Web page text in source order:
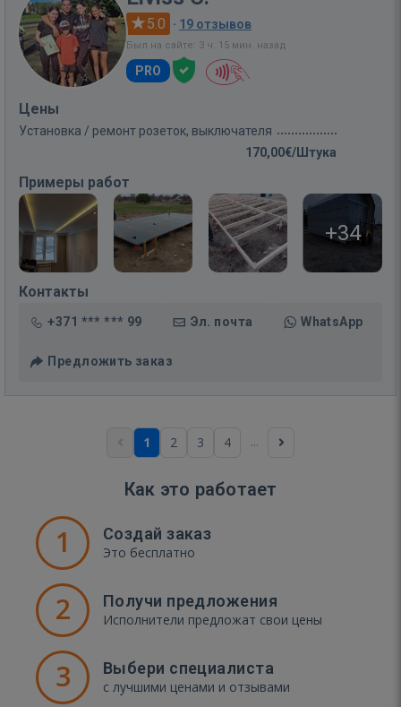
5.0 · 19 отзывов
Был на сайте: 3 ч. 15 мин. назад
PRO
Цены
Установка / ремонт розеток, выключателя
170,00€/Штука
Примеры работ
+34
Контакты
+371 *** *** 99 Эл. почта WhatsApp
Предложить заказ
1 2 3 4 ...
Как это работает
1 Создай заказ
Это бесплатно
2 Получи предложения
Исполнители предложат свои цены
3 Выбери специалиста
с лучшими ценами и отзывами